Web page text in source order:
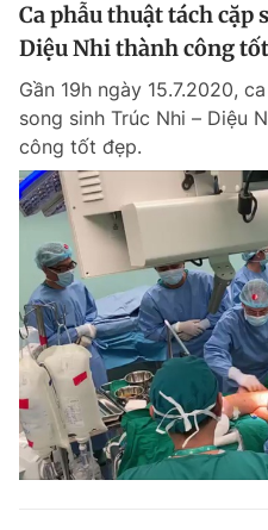
Ca phẫu thuật tách
Diệu Nhi thành công
Gần 19h ngày 15.7.2020,
song sinh Trúc Nhi – Diệu
công tốt đẹp.